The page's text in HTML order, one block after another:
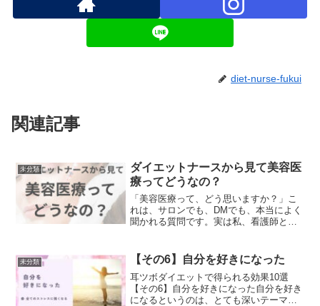
diet-nurse-fukui
関連記事
未分類
ダイエットナースから見て美容医
療ってどうなの？
「美容医療って、どう思いますか？」こ
れは、サロンでも、DMでも、本当によく
聞かれる質問です。実は私、看護師とし
トナースとして」そして「美容医療の現
場を見てきた一人とし...
未分類 【その6】自分を好きになった
耳ツボダイエットで得られる効果10選
【その6】自分を好きになった自分を好き
になるというのは、とても深いテーマで